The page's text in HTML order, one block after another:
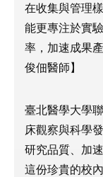
在收集與管理
能更專注於實
率，加速成果
俊佃醫師】
臺北醫學大學
床觀察與科學
研究品質、加
這份珍貴的校